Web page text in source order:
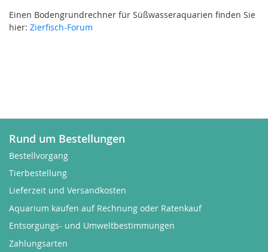
Einen Bodengrundrechner für Süßwasseraquarien finden Sie
hier: Zierfisch-Forum
Rund um Bestellungen
Bestellvorgang
Tierbestellung
Lieferzeit und Versandkosten
Aquarium kaufen auf Rechnung oder Ratenkauf
Entsorgungs- und Umweltbestimmungen
Zahlungsarten